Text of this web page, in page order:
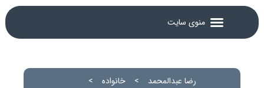
رضا عبدالمحمد > خانواده
>